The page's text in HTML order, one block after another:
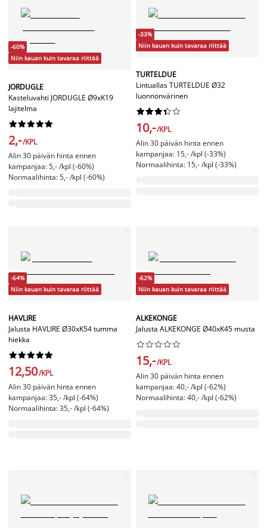
-60%
Niin kauan kuin tavaraa riittää
JORDUGLE
Kasteluvahti JORDUGLE Ø9xK19
lajitelma






2,-/KPL
Alin 30 päivän hinta ennen
kampanjaa: 5,- /kpl (-60%)
Normaalihinta: 5,- /kpl (-60%)
-33%
Niin kauan kuin tavaraa riittää
TURTELDUE
Lintuallas TURTELDUE Ø32
luonnonvärinen






10,-/KPL
Alin 30 päivän hinta ennen
kampanjaa: 15,- /kpl (-33%)
Normaalihinta: 15,- /kpl (-33%)
-64%
Niin kauan kuin tavaraa riittää
HAVLIRE
Jalusta HAVLIRE Ø30xK54 tumma
hiekka






12,50/KPL
Alin 30 päivän hinta ennen
kampanjaa: 35,- /kpl (-64%)
Normaalihinta: 35,- /kpl (-64%)
-62%
Niin kauan kuin tavaraa riittää
ALKEKONGE
Jalusta ALKEKONGE Ø40xK45 musta






15,-/KPL
Alin 30 päivän hinta ennen
kampanjaa: 40,- /kpl (-62%)
Normaalihinta: 40,- /kpl (-62%)